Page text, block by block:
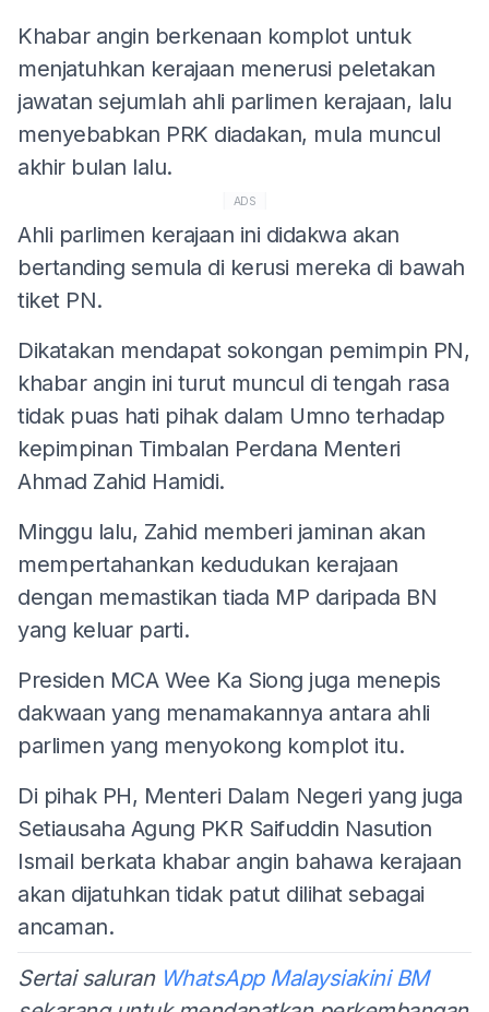
Khabar angin berkenaan komplot untuk
menjatuhkan kerajaan menerusi peletakan
jawatan sejumlah ahli parlimen kerajaan, lalu
menyebabkan PRK diadakan, mula muncul
akhir bulan lalu.
ADS
Ahli parlimen kerajaan ini didakwa akan
bertanding semula di kerusi mereka di bawah
tiket PN.
Dikatakan mendapat sokongan pemimpin PN,
khabar angin ini turut muncul di tengah rasa
tidak puas hati pihak dalam Umno terhadap
kepimpinan Timbalan Perdana Menteri
Ahmad Zahid Hamidi.
Minggu lalu, Zahid memberi jaminan akan
mempertahankan kedudukan kerajaan
dengan memastikan tiada MP daripada BN
yang keluar parti.
Presiden MCA Wee Ka Siong juga menepis
dakwaan yang menamakannya antara ahli
parlimen yang menyokong komplot itu.
Di pihak PH, Menteri Dalam Negeri yang juga
Setiausaha Agung PKR Saifuddin Nasution
Ismail berkata khabar angin bahawa kerajaan
akan dijatuhkan tidak patut dilihat sebagai
ancaman.
Sertai saluran WhatsApp Malaysiakini BM